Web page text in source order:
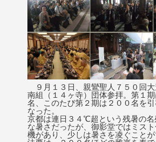
９月１３日、親鸞聖人７５０回大
南組（１４ヶ寺）団体参拝。第１
名、このたび第２期は２００名を
なった。
京都は連日３４℃超という残暑の名
な暑さだったが、御影堂ではミス
機があり、少しは暑さを凌ぐことが